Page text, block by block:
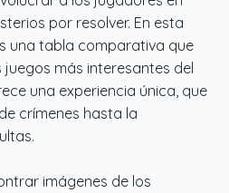
nuestros juegos de
una nueva y
del crimen.
llenas de intrigas y
por resolver. En esta
una tabla comparativa que
más interesantes del
una experiencia única, que
crímenes hasta la
imágenes de los